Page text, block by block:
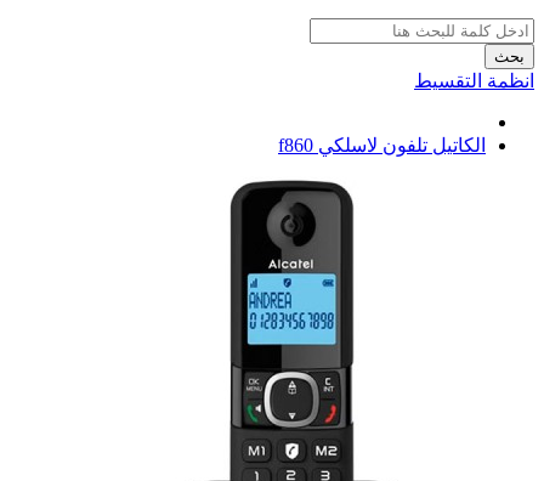
بحث
انظمة التقسيط
الكاتيل تلفون لاسلكي f860